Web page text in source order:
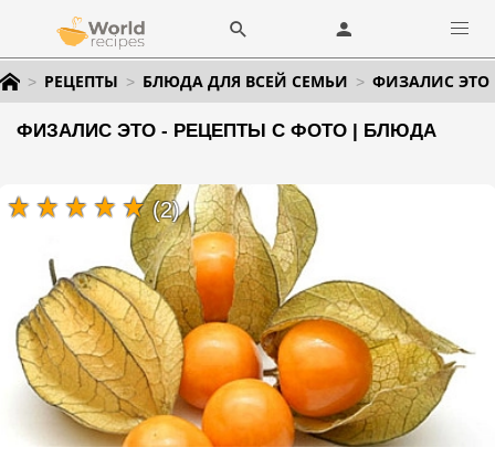
РЕЦЕПТЫ БЛЮДА ДЛЯ ВСЕЙ СЕМЬИ ФИЗАЛИС ЭТО
ФИЗАЛИС ЭТО - РЕЦЕПТЫ С ФОТО | БЛЮДА
(2)